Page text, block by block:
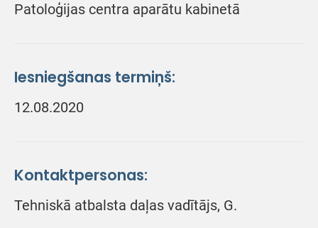
Patoloģijas centra aparātu kabinetā
Iesniegšanas termiņš:
12.08.2020
Kontaktpersonas:
Tehniskā atbalsta daļas vadītājs, G.